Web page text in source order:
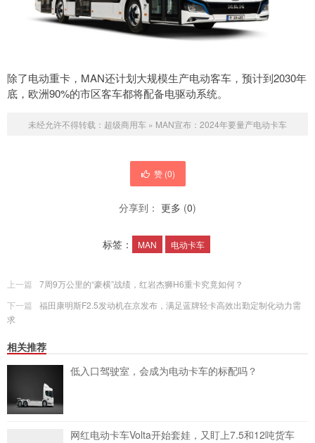
除了电动重卡，MAN还计划大规模生产电动客车，预计到2030年
底，欧洲90%的市区客车都将配备电驱动系统。
未经允许不得转载： 超级商用车 » MAN宣布：2024年要量产电动卡车
赞 (0)
分享到： 更多 (0)
标签： MAN 电动卡车
上一篇
7周9万公里的“豪横”战绩，红岩杰狮H6重卡究竟如何？
下一篇
福田康明斯F2.5发动机在京发布，满足蓝牌轻卡高效出勤定制化动力需
求
相关推荐
低入口驾驶室，会成为电动卡车的标配吗？
网红电动卡车Volta开始套娃，又盯上7.5和12吨货车